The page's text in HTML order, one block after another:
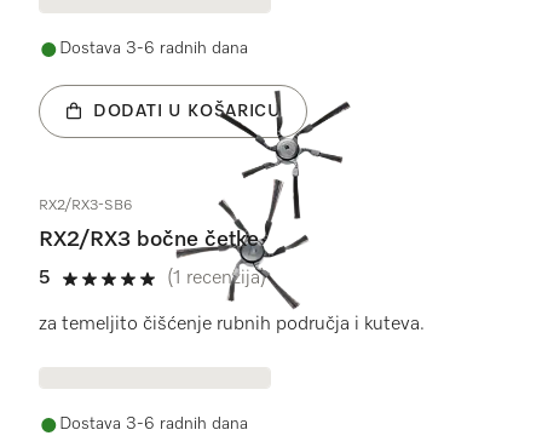
Dostava 3-6 radnih dana
DODATI U KOŠARICU
RX2/RX3-SB6
RX2/RX3 bočne četke
5
5 od 5
(1 recenzija)
za temeljito čišćenje rubnih područja i kuteva.
Dostava 3-6 radnih dana